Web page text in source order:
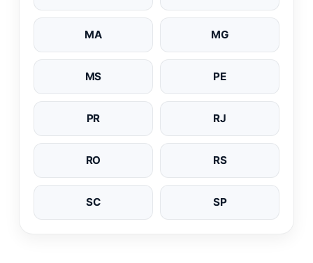
MA MG
MS PE
PR RJ
RO RS
SC SP